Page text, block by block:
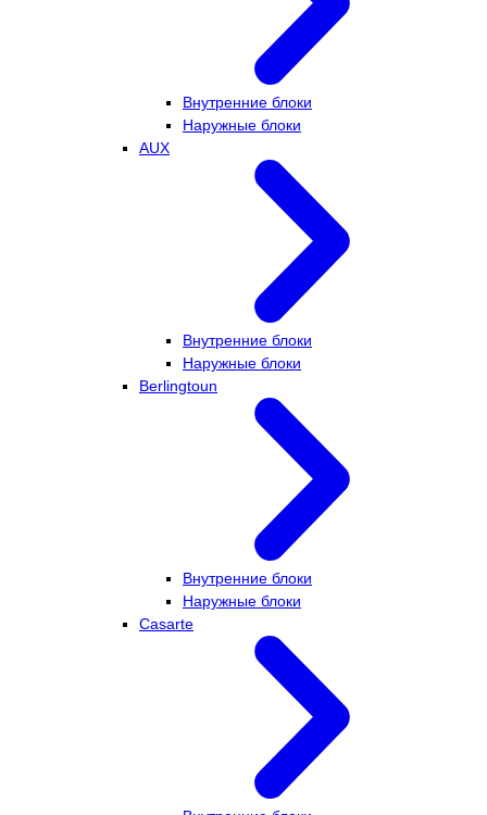
Внутренние блоки
Наружные блоки
AUX
Внутренние блоки
Наружные блоки
Berlingtoun
Внутренние блоки
Наружные блоки
Casarte